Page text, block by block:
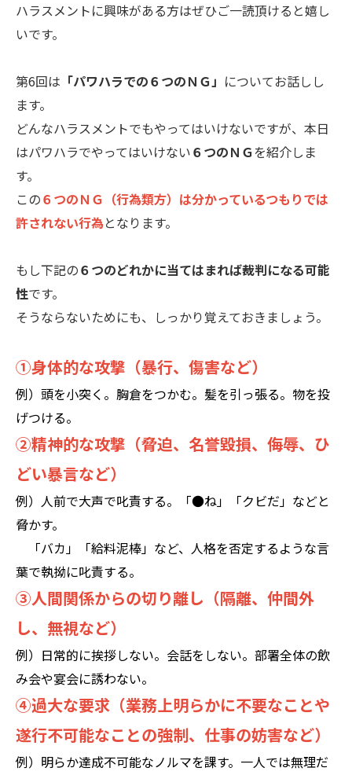
ハラスメントに興味がある方はぜひご一読頂けると嬉し
いです。
第6回は 「パワハラでの６つのＮＧ」 についてお話しし
ます。
どんなハラスメントでもやってはいけないですが、本日
はパワハラでやってはいけない６つのＮＧ を紹介しま
す。
この６つのＮＧ（行為類方）は分かっているつもりでは
許されない行為となります。
もし下記の６つのどれかに当てはまれば裁判になる可能
性です。
そうならないためにも、しっかり覚えておきましょう。
①身体的な攻撃（暴行、傷害など）
例）頭を小突く。胸倉をつかむ。髪を引っ張る。物を投
げつける。
②精神的な攻撃（脅迫、名誉毀損、侮辱、ひ
どい暴言など）
例）人前で大声で叱責する。「●ね」「クビだ」などと
脅かす。
「バカ」「給料泥棒」など、人格を否定するような言
葉で執拗に叱責する。
③人間関係からの切り離し（隔離、仲間外
し、無視など）
例）日常的に挨拶しない。会話をしない。部署全体の飲
み会や宴会に誘わない。
④過大な要求（業務上明らかに不要なことや
遂行不可能なことの強制、仕事の妨害など）
例）明らか達成不可能なノルマを課す。 一人では無理だ